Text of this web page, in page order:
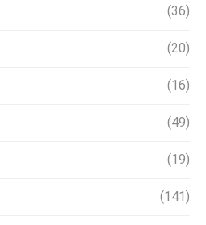
(36)
(20)
(16)
(49)
(19)
(141)